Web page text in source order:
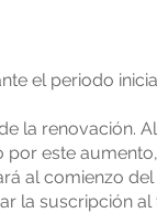
el periodo
la renovación.
este
al comienzo
la suscripción